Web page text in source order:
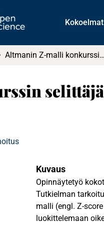
Kokoelmat
Altmanin Z-malli konkurssin selittäjänä – Tutkimus suomalaisella aineistolla
Kuvaus
Opinnäytetyö
Tutkielman
malli (engl. Z-
luokittelemaan